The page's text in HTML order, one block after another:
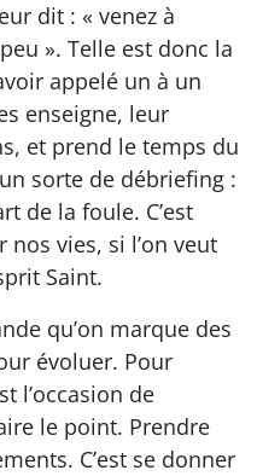
dit : « venez à
». Telle est donc la
appelé un à un
enseigne, leur
et prend le temps du
sorte de débriefing :
de la foule. C’est
nos vies, si l’on veut
Saint.
qu’on marque des
évoluer. Pour
l’occasion de
le point. Prendre
C’est se donner